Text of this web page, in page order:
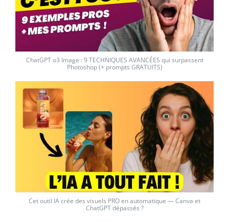
ChatGPT o3 Image : 9 TECHNIQUES AVANCÉES qui surpassent
Photoshop (+ prompts GRATUITS)
Cet outil IA crée des visuels PRO en automatique — Canva et
ChatGPT dépassés ?